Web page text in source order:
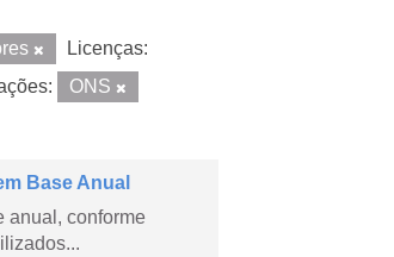
Licenças:
ONS
Base Anual
anual, conforme